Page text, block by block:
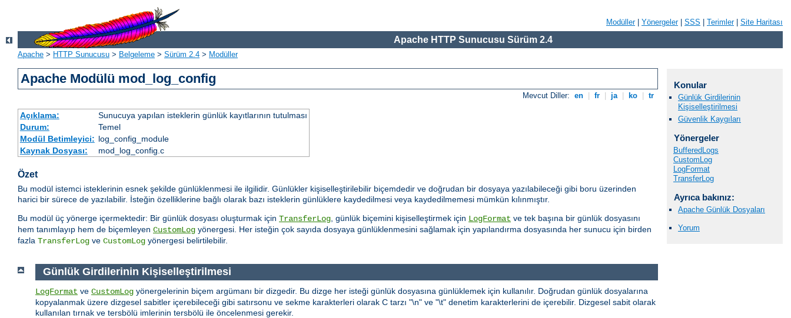
Modüller| Yönergeler| SSS Terimler| Site Haritası
Apache HTTP Sunucusu Sürüm 2.4
Apache > HTTP Sunucusu > Belgeleme > Sürüm 2.4 > Modüller
Apache Modülü mod_log_config
Mevcut Diller: en fr ja ko tr
Açıklama:
Sunucuya yapılan isteklerin günlük kayıtlarının tutulması
Durum:
Temel
Modül Betimleyici: log_config_module
Kaynak Dosyası:
mod_log_config.c
Özet
Bu modül istemci isteklerinin esnek şekilde günlüklenmesi ile ilgilidir. Günlükler kişiselleştirilebilir biçemdedir ve doğrudan bir dosyaya yazılabileceği gibi boru üzerinden
harici bir sürece de yazılabilir. İsteğin özelliklerine bağlı olarak bazı isteklerin günlüklere kaydedilmesi veya kaydedilmemesi mümkün kılınmıştır.
Bu modül üç yönerge içermektedir: Bir günlük dosyası oluşturmak için TransferLog, günlük biçemini kişiselleştirmek için LogFormat ve tek başına bir günlük dosyasını
hem tanımlayıp hem de biçemleyen CustomLog yönergesi. Her isteğin çok sayıda dosyaya günlüklenmesini sağlamak için yapılandırma dosyasında her sunucu için birden
fazla TransferLog ve CustomLog yönergesi belirtilebilir.
Konular
Günlük Girdilerinin
Kişiselleştirilmesi
Güvenlik Kaygıları
Yönergeler
BufferedLogs
CustomLog
LogFormat
TransferLog
Ayrıca bakınız:
Apache Günlük Dosyaları
Yorum
Günlük Girdilerinin Kişiselleştirilmesi
LogFormat ve CustomLog yönergelerinin biçem argümanı bir dizgedir. Bu dizge her isteği günlük dosyasına günlüklemek için kullanılır. Doğrudan günlük dosyalarına
kopyalanmak üzere dizgesel sabitler içerebileceği gibi satırsonu ve sekme karakterleri olarak C tarzı "\n" ve "\t" denetim karakterlerini de içerebilir. Dizgesel sabit olarak
kullanılan tırnak ve tersbölü imlerinin tersbölü ile öncelenmesi gerekir.